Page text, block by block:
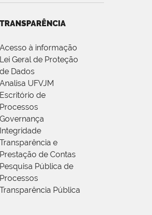
TRANSPARÊNCIA
Acesso à informação
Lei Geral de Proteção
de Dados
Analisa UFVJM
Escritório de
Processos
Governança
Integridade
Transparência e
Prestação de Contas
Pesquisa Pública de
Processos
Transparência Pública